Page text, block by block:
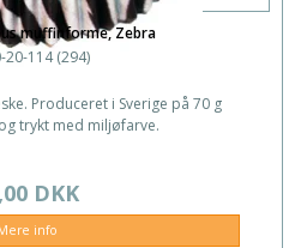
muffinforme, Zebra
20-114 (294)
Produceret i Sverige på 70 g
trykt med miljøfarve.
DKK
info